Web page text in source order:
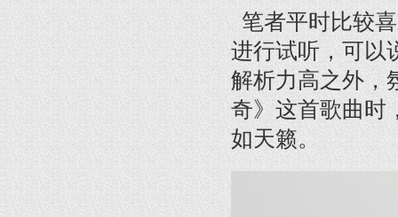
笔者平时比较
进行试听，可以
解析力高之外，
奇》这首歌曲时
如天籁。